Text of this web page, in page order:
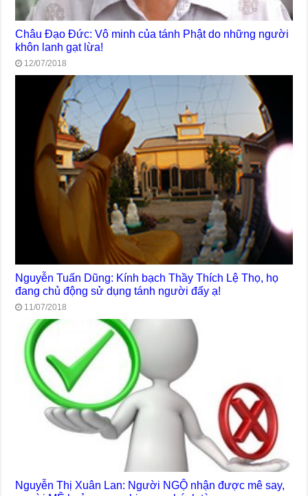
Châu Đạo Đức: Vô minh của tánh Phật do những người
khôn lanh gạt lừa!
12/07/2018
Nguyễn Tuấn Dũng: Kính bạch Thầy Thích Lệ Thọ, họ
đang chủ động sử dụng tánh người đấy ạ!
11/07/2018
Nguyễn Thị Xuân Lan: Người NGỘ nhận được mê say,